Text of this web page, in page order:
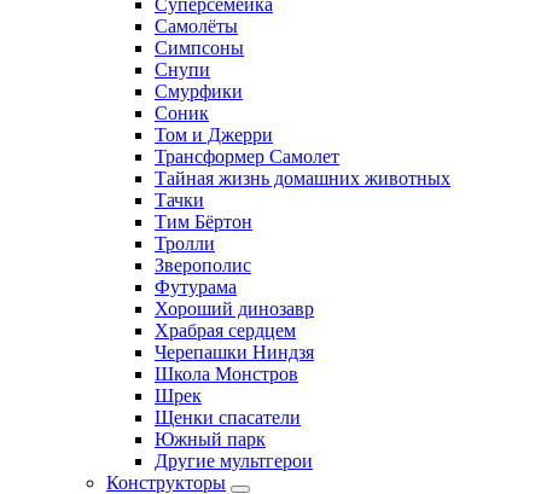
Самолёты
Симпсоны
Снупи
Смурфики
Соник
Том и Джерри
Трансформер Самолет
Тайная жизнь домашних животных
Тачки
Тим Бёртон
Тролли
Зверополис
Футурама
Хороший динозавр
Храбрая сердцем
Черепашки Ниндзя
Школа Монстров
Шрек
Щенки спасатели
Южный парк
Другие мультгерои
Конструкторы